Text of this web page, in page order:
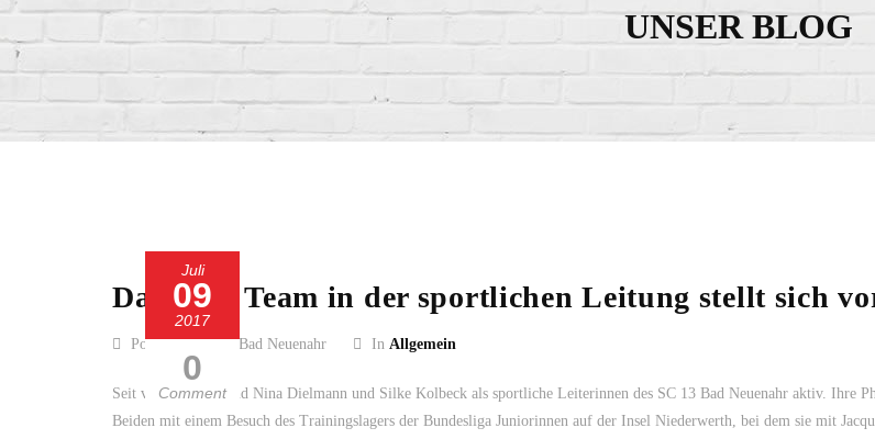
UNSER BLOG
Juli
09
2017
0
Comment
Das neue Team in der sportlichen Leitung stellt sich
Posted by SC 13 Bad Neuenahr In Allgemein
Seit vier Wochen sind Nina Dielmann und Silke Kolbeck als sportliche Leiterinnen des SC 13 Bad Neuenahr aktiv. Ihre
Beiden mit einem Besuch des Trainingslagers der Bundesliga Juniorinnen auf der Insel Niederwerth, bei dem sie mit